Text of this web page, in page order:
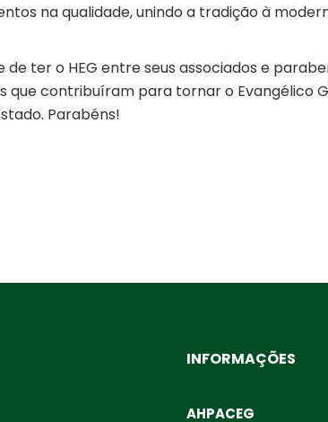
na qualidade, unindo a tradição à
ter o HEG entre seus associados e
que contribuíram para tornar o Evangélico
Parabéns!
INFORMAÇÕES
AHPACEG